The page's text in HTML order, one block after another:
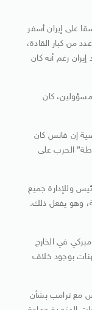
على إيران أسفر
من كبار القادة،
رغم أنه كان
كان
إن فانس كان
الحرب على
وللإدارة جميع
وهو يفعل ذلك.
في الخارج
بوجود خلاف
مع ترامب بشأن